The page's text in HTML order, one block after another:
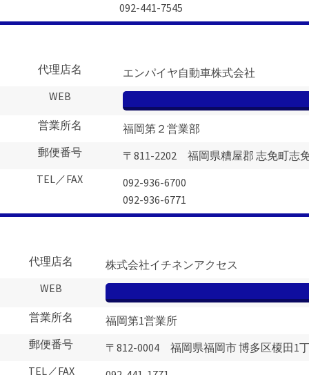
092-441-7545
代理店名
エンパイヤ自動車株式会社
WEB
営業所名
福岡第２営業部
郵便番号
〒811-2202 福岡県糟屋郡 志免町志
TEL／FAX
092-936-6700
092-936-6771
代理店名
株式会社イチネンアクセス
WEB
営業所名
福岡第1営業所
郵便番号
〒812-0004 福岡県福岡市 博多区榎田1
TEL／FAX